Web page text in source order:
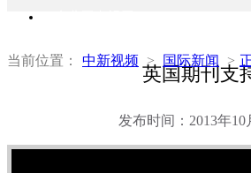
当前位置： 中新视频 > 国际新闻 >
英国期刊支
发布时间：2013年10